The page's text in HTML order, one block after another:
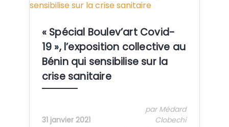
« Spécial Boulev’art Covid-
19 », l’exposition collective au
Bénin qui sensibilise sur la
crise sanitaire
31 janvier 2021
par Médard
Clobechi